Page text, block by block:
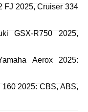
FJ 2025, Cruiser 334
GSX-R750 2025,
Aerox 2025:
2025: CBS, ABS,